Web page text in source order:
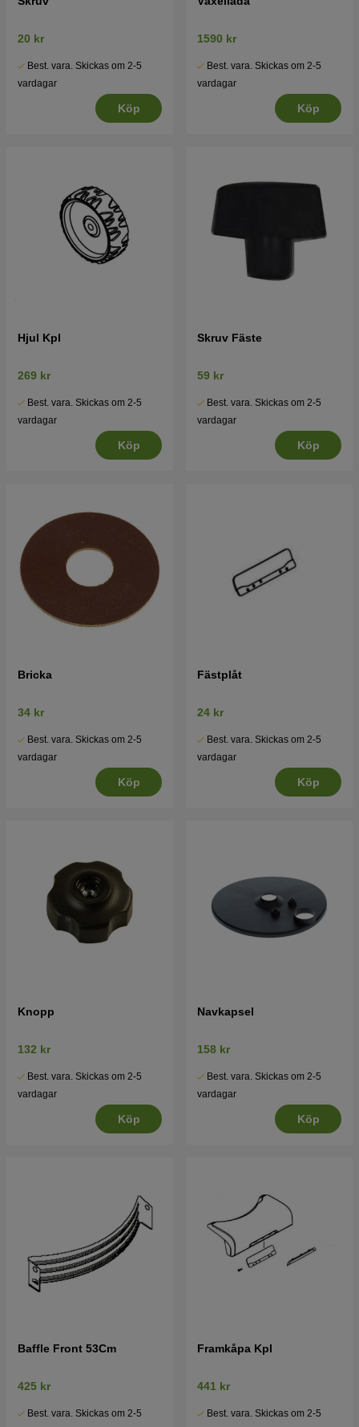
20 kr
Best. vara. Skickas om 2-5
vardagar
Köp
1590 kr
Best. vara. Skickas om 2-5
vardagar
Köp
Hjul Kpl
269 kr
Best. vara. Skickas om 2-5
vardagar
Köp
Skruv Fäste
59 kr
Best. vara. Skickas om 2-5
vardagar
Köp
Bricka
34 kr
Best. vara. Skickas om 2-5
vardagar
Köp
Fästplåt
24 kr
Best. vara. Skickas om 2-5
vardagar
Köp
Knopp
132 kr
Best. vara. Skickas om 2-5
vardagar
Köp
Navkapsel
158 kr
Best. vara. Skickas om 2-5
vardagar
Köp
Baffle Front 53Cm
425 kr
Best. vara. Skickas om 2-5
Framkåpa Kpl
441 kr
Best. vara. Skickas om 2-5